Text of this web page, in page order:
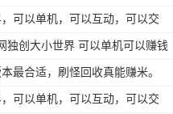
可以单机，可以互动，可以交
独创大小世界 可以单机可以赚钱
最合适，刷怪回收真能赚米。
可以单机，可以互动，可以交